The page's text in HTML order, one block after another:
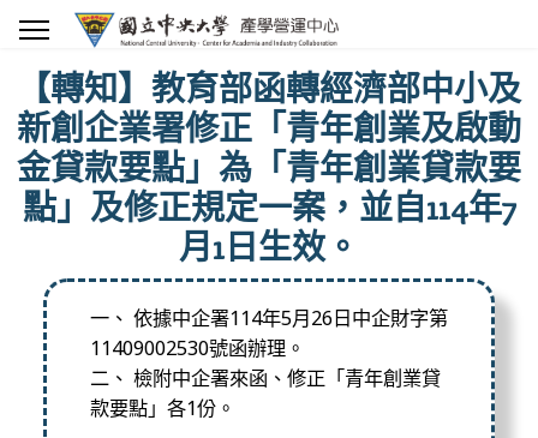
【轉知】教育部函轉經濟部中小及
新創企業署修正「青年創業及啟動
金貸款要點」為「青年創業貸款要
點」及修正規定一案，並自114年7
月1日生效。
一、 依據中企署114年5月26日中企財字第
11409002530號函辦理。
二、 檢附中企署來函、修正「青年創業貸
款要點」各1份。